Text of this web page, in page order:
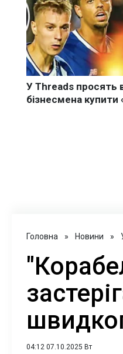
Головна » Новини »
04:12 07.10.2025 Вт